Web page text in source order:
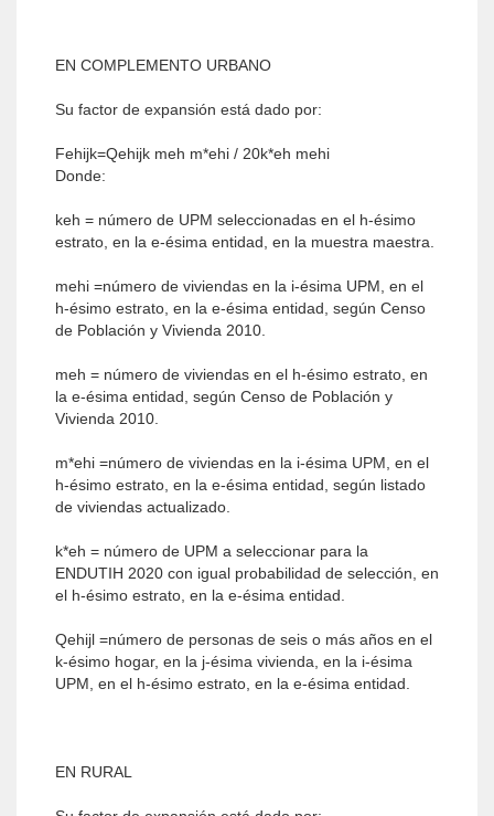
EN COMPLEMENTO URBANO
Su factor de expansión está dado por:
Fehijk=Qehijk meh m*ehi / 20k*eh mehi
Donde:
keh = número de UPM seleccionadas en el h-ésimo
estrato, en la e-ésima entidad, en la muestra maestra.
mehi =número de viviendas en la i-ésima UPM, en el
h-ésimo estrato, en la e-ésima entidad, según Censo
de Población y Vivienda 2010.
meh = número de viviendas en el h-ésimo estrato, en
la e-ésima entidad, según Censo de Población y
Vivienda 2010.
m*ehi =número de viviendas en la i-ésima UPM, en el
h-ésimo estrato, en la e-ésima entidad, según listado
de viviendas actualizado.
k*eh = número de UPM a seleccionar para la
ENDUTIH 2020 con igual probabilidad de selección, en
el h-ésimo estrato, en la e-ésima entidad.
Qehijl =número de personas de seis o más años en el
k-ésimo hogar, en la j-ésima vivienda, en la i-ésima
UPM, en el h-ésimo estrato, en la e-ésima entidad.
EN RURAL